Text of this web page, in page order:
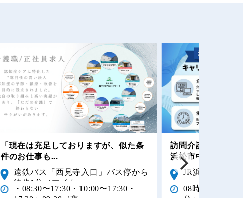
「現在は充足しておりますが、似た条
件のお仕事も...
遠鉄バス「西見寺入口」バス停から
徒歩1分（マイカ...
・08:30〜17:30・10:00〜17:30・
訪問介護ヘルパー
浜松市中央区...
JR浜松駅から
08時00分〜15